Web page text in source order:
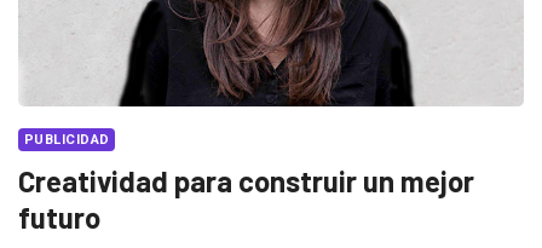
PUBLICIDAD
Creatividad para construir un mejor
futuro